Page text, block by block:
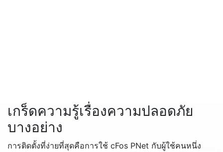
เกร็ดความรู้เรื่องความปลอดภัย
บางอย่าง
การติดตั้งที่ง่ายที่สุดคือการใช้ cFos PNet กับผู้ใช้คนหนึ่ง